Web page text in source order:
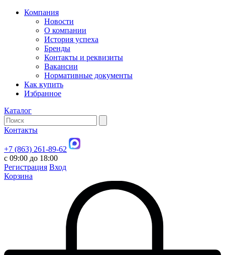
Компания
Новости
О компании
История успеха
Бренды
Контакты и реквизиты
Вакансии
Нормативные документы
Как купить
Избранное
Каталог
Контакты
+7 (863) 261-89-62
с 09:00 до 18:00
Регистрация Вход
Корзина